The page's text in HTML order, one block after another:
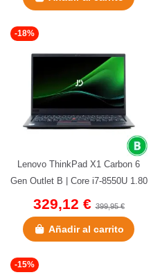
-18%
Lenovo ThinkPad X1 Carbon 6
Gen Outlet B | Core i7-8550U 1.80
GHz | 256 GB NVMe | 8 GB...
329,12 €399,95 €
Añadir al carrito
-15%